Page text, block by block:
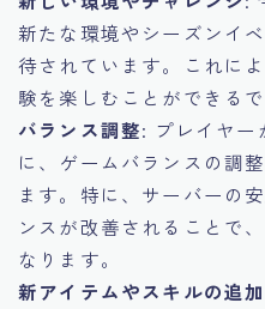
新たな環境やシーズンイ
待されています。これに
験を楽しむことができるで
バランス調整: プレイヤー
に、ゲームバランスの調
ます。特に、サーバーの
ンスが改善されることで
なります。
新アイテムやスキルの追加